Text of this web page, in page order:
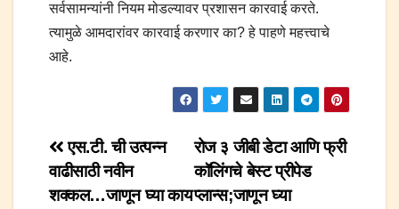
सर्वसामन्यांनी नियम मोडल्यावर प्रशासन कारवाई करते.
त्यामुळे आमदारांवर कारवाई करणार का? हे पाहणे महत्त्वाचे
आहे.
Post
navigation
रोज ३ जीबी डेटा आणि फ्री
कॉलिंगचे बेस्ट प्रीपेड
प्लान्स;जाणून घ्या
एस.टी. ची उत्पन्न
वाढीसाठी नवीन
शक्कल…जाणून घ्या काय